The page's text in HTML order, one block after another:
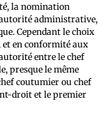
la nomination
administrative,
Cependant le choix
et en conformité aux
entre le chef
presque le même
coutumier ou chef
droit et le premier